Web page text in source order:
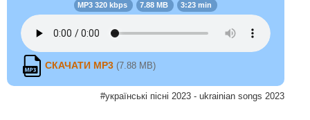
MP3 320 kbps 7.88 MB 3:23 min
СКАЧАТИ MP3 (7.88 MB)
#українські пісні 2023 - ukrainian songs 2023